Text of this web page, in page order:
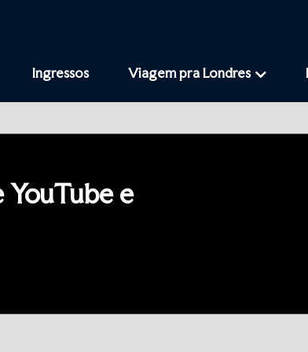
Ingressos Viagem pra Londres
YouTube e